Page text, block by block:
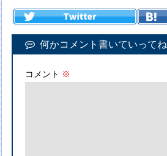
何かコメント書いていってね
コメント ※